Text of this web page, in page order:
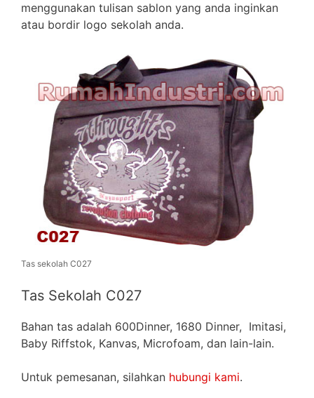
menggunakan tulisan sablon yang anda inginkan
atau bordir logo sekolah anda.
Tas sekolah C027
Tas Sekolah C027
Bahan tas adalah 600Dinner, 1680 Dinner, Imitasi,
Baby Riffstok, Kanvas, Microfoam, dan lain-lain.
Untuk pemesanan, silahkan hubungi kami.